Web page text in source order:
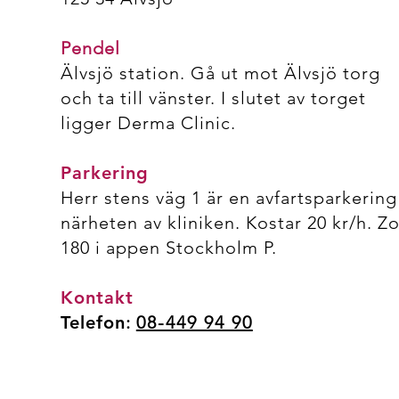
Pendel
Älvsjö station. Gå ut mot Älvsjö torg
och ta till vänster. I slutet av torget
ligger Derma Clinic.
Parkering
Herr stens väg 1 är en
närheten av kliniken. Kostar 20 kr/h.
180 i appen Stockholm P.
Kontakt
Telefon: 08-449 94 90